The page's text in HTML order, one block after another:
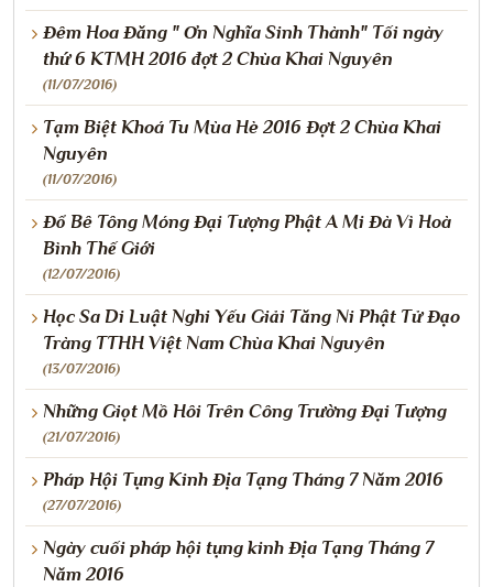
Đêm Hoa Đăng " Ơn Nghĩa Sinh Thành" Tối ngày
thứ 6 KTMH 2016 đợt 2 Chùa Khai Nguyên
(11/07/2016)
Tạm Biệt Khoá Tu Mùa Hè 2016 Đợt 2 Chùa Khai
Nguyên
(11/07/2016)
Đổ Bê Tông Móng Đại Tượng Phật A Mi Đà Vì Hoà
Bình Thế Giới
(12/07/2016)
Học Sa Di Luật Nghi Yếu Giải Tăng Ni Phật Tử Đạo
Tràng TTHH Việt Nam Chùa Khai Nguyên
(13/07/2016)
Những Giọt Mồ Hôi Trên Công Trường Đại Tượng
(21/07/2016)
Pháp Hội Tụng Kinh Địa Tạng Tháng 7 Năm 2016
(27/07/2016)
Ngày cuối pháp hội tụng kinh Địa Tạng Tháng 7
Năm 2016